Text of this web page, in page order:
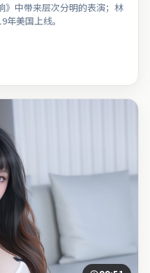
》中带来层次分明的表演；林
美国上线。